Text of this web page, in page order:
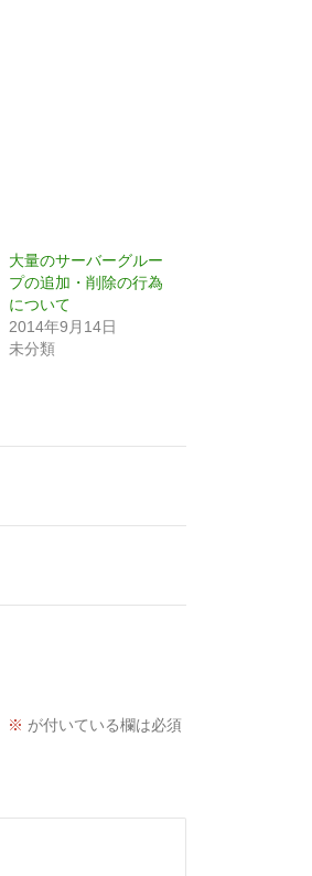
大量のサーバーグルー
プの追加・削除の行為
について
2014年9月14日
未分類
※ が付いている欄は必須